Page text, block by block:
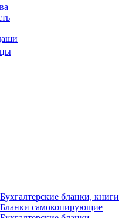
Бухгалтерские бланки, книги
Бланки самокопирующие